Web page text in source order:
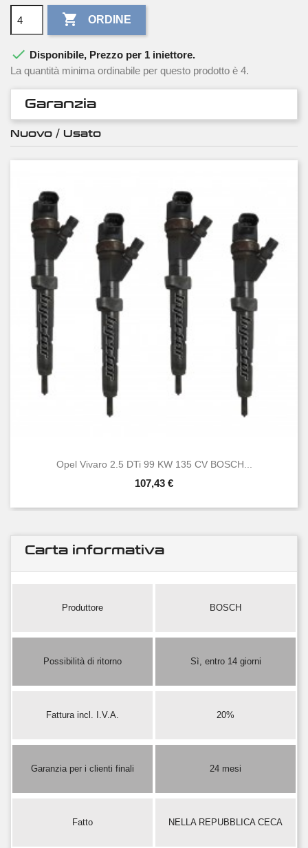
 ORDINE
 Disponibile, Prezzo per 1 iniettore.
La quantità minima ordinabile per questo prodotto è 4.
Garanzia
Nuovo / Usato
Opel Vivaro 2.5 DTi 99 KW 135 CV BOSCH...
107,43 €
Carta informativa
Produttore BOSCH
Possibilità di ritorno Sì, entro 14 giorni
Fattura incl. I.V.A. 20%
Garanzia per i clienti finali 24 mesi
Fatto NELLA REPUBBLICA CECA